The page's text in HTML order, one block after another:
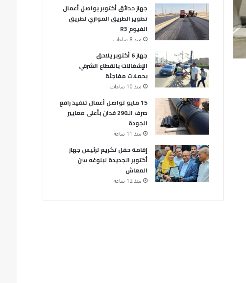
جهاز حدائق أكتوبر يواصل أعمال
تطوير الطريق الموازي لطريق
الفيوم R3
منذ 8 ساعات
جهاز 6 أكتوبر يلاحق
الإشغالات بالقطاع الشرقي
بحملات مفاجئة
منذ 10 ساعات
15 مايو تواصل أعمال تنفيذ رافع
صرف الـ290 فدان بأعلى معايير
الجودة
منذ 11 ساعة
إقامة حفل تكريم لرئيس جهاز
أكتوبر الجديدة لبلوغه سن
المعاش
منذ 12 ساعة